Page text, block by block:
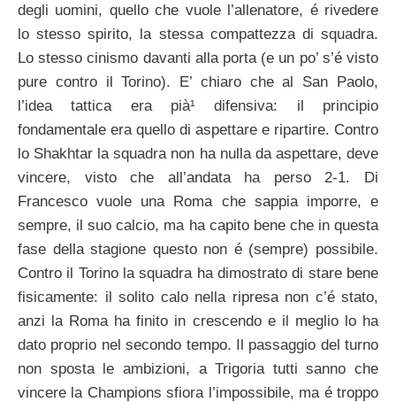
degli uomini, quello che vuole l’allenatore, é rivedere
lo stesso spirito, la stessa compattezza di squadra.
Lo stesso cinismo davanti alla porta (e un po’ s’é visto
pure contro il Torino). E’ chiaro che al San Paolo,
l’idea tattica era pià¹ difensiva: il principio
fondamentale era quello di aspettare e ripartire. Contro
lo Shakhtar la squadra non ha nulla da aspettare, deve
vincere, visto che all’andata ha perso 2-1. Di
Francesco vuole una Roma che sappia imporre, e
sempre, il suo calcio, ma ha capito bene che in questa
fase della stagione questo non é (sempre) possibile.
Contro il Torino la squadra ha dimostrato di stare bene
fisicamente: il solito calo nella ripresa non c’é stato,
anzi la Roma ha finito in crescendo e il meglio lo ha
dato proprio nel secondo tempo. Il passaggio del turno
non sposta le ambizioni, a Trigoria tutti sanno che
vincere la Champions sfiora l’impossibile, ma é troppo